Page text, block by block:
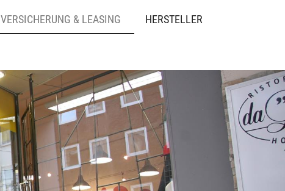
VERSICHERUNG & LEASING HERSTELLER